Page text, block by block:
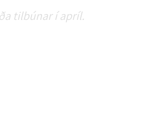
tilbúnar í apríl.